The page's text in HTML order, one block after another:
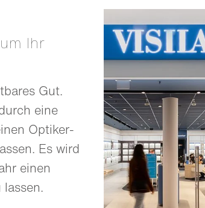
Gut.
eine
Optiker-
Es wird
einen